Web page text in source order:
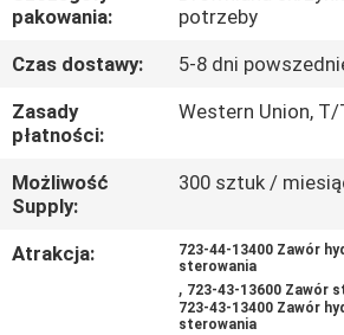
Z
NAMI
AKTUALNOŚCI
WSZYSTKIE
PRZYPADKI
pakowania:
potrzeby
Czas dostawy:
5-8 dni
Zasady
płatności:
Western Union, T/
Możliwość
Supply:
300 sztuk /
Atrakcja:
723-44-13400 Zawór
sterowania
, 723-43-13600 Zawór
723-43-13400 Zawór
sterowania